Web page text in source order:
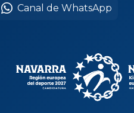
Canal de WhatsApp